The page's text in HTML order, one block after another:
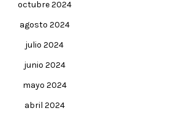
octubre 2024
agosto 2024
julio 2024
junio 2024
mayo 2024
abril 2024